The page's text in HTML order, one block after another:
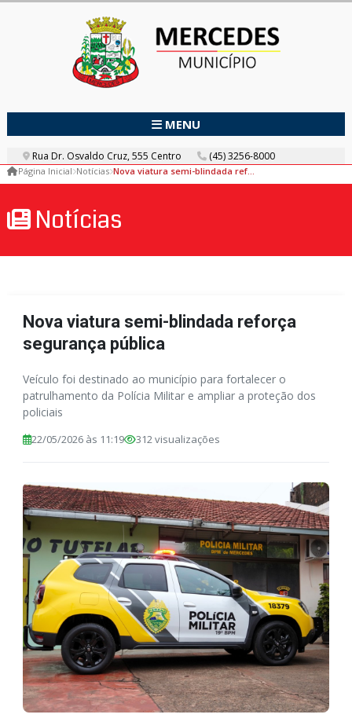
MENU
Rua Dr. Osvaldo Cruz, 555 Centro (45) 3256-8000
Página Inicial Notícias Nova viatura semi-blindada reforça segurança pública
Notícias
Nova viatura semi-blindada reforça
segurança pública
Veículo foi destinado ao município para fortalecer o
patrulhamento da Polícia Militar e ampliar a proteção dos
policiais
22/05/2026 às 11:19 312 visualizações